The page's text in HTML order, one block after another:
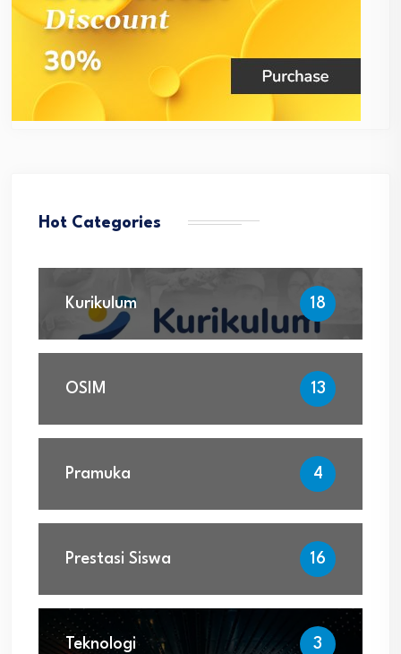
Hot Categories
Kurikulum 18
OSIM 13
Pramuka 4
Prestasi Siswa 16
Teknologi 3